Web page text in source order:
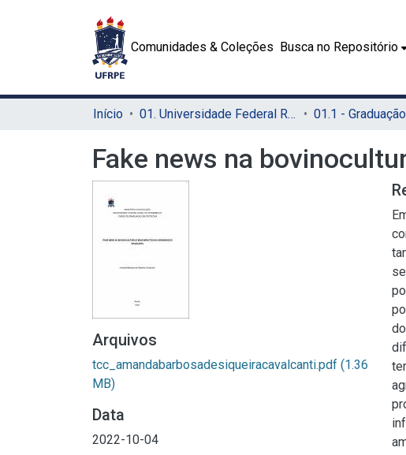
Comunidades & Coleções Busca no Repositório
Início 01. Universidade Federal Rural de Pernambuco - UFRPE (Sede) 01.1 -
Fake news na
Arquivos
tcc_amandabarbosadesiqueiracavalcanti.pdf (1.36
MB)
Data
2022-10-04